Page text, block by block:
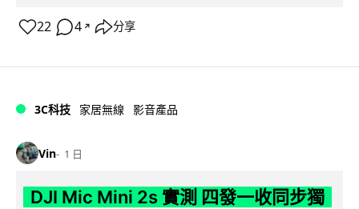
22 4 ↗ 分享
3C科技 家居無線 影音產品
Vin 1 日
DJI Mic Mini 2s 實測 四發一收同步獨